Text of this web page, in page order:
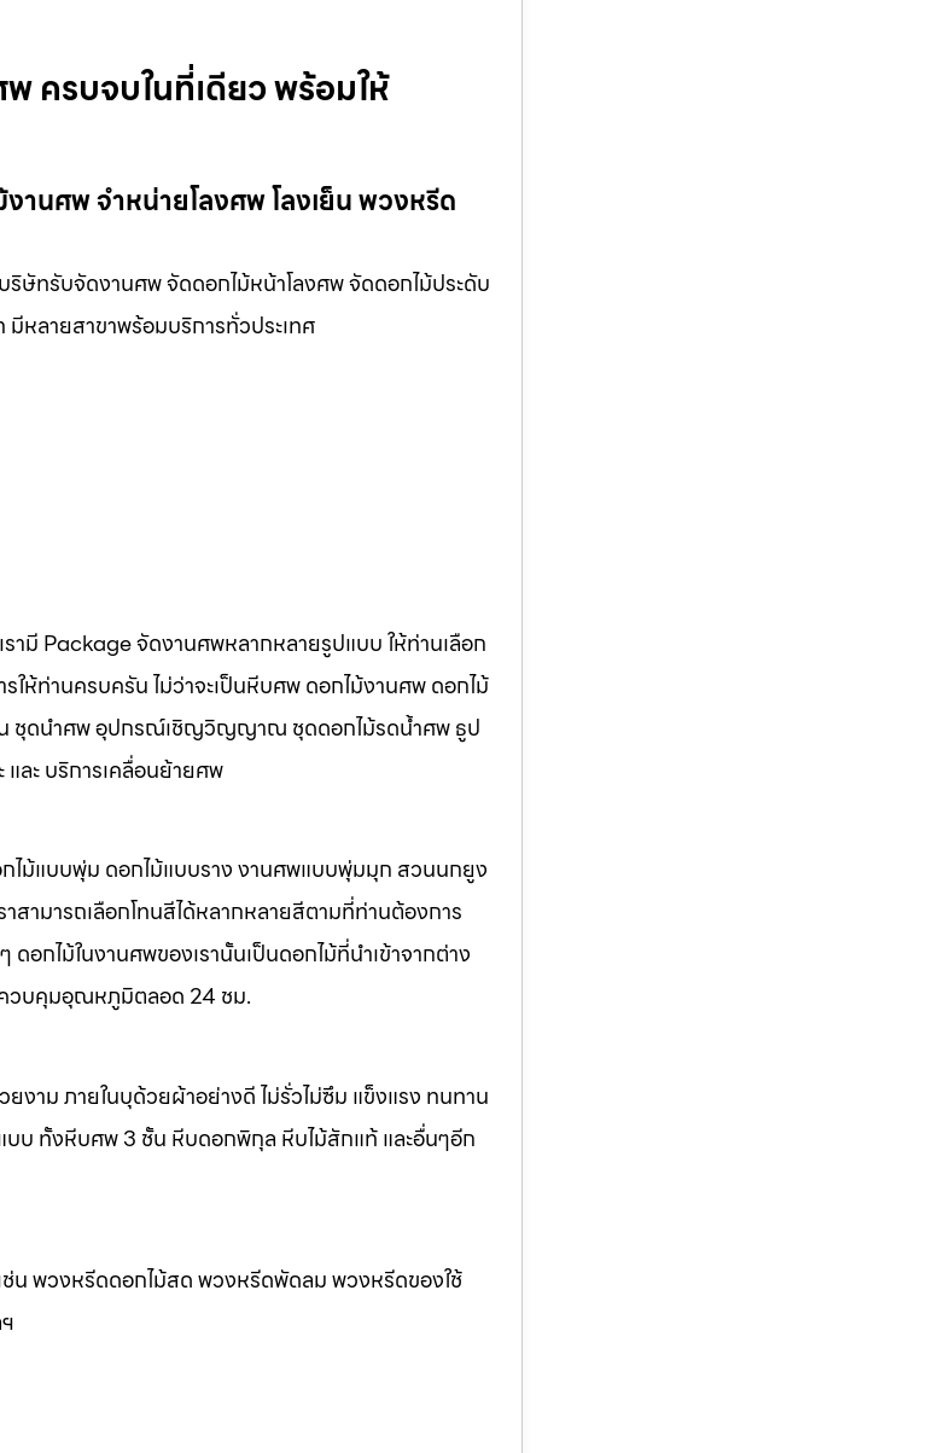
ครบจบในที่เดียว พร้อมให้
านศพ จำหน่ายโลงศพ โลงเย็น พวงหรีด
ษัทรับจัดงานศพ จัดดอกไม้หน้าโลงศพ จัดดอกไม้ประดับ
มีหลายสาขาพร้อมบริการทั่วประเทศ
ามี Package จัดงานศพหลากหลายรูปแบบ ให้ท่านเลือก
ให้ท่านครบครัน ไม่ว่าจะเป็นหีบศพ ดอกไม้งานศพ ดอกไม้
ช่น ชุดนำศพ อุปกรณ์เชิญวิญญาณ ชุดดอกไม้รดน้ำศพ ธูป
ละ บริการเคลื่อนย้ายศพ
กไม้แบบพุ่ม ดอกไม้แบบราง งานศพแบบพุ่มมุก สวนนกยูง
ามารถเลือกโทนสีได้หลากหลายสีตามที่ท่านต้องการ
กไม้ในงานศพของเรานั้นเป็นดอกไม้ที่นำเข้าจากต่าง
ควบคุมอุณหภูมิตลอด 24 ชม.
งาม ภายในบุด้วยผ้าอย่างดี ไม่รั่วไม่ซึม แข็งแรง ทนทาน
บบ ทั้งหีบศพ 3 ชั้น หีบดอกพิกุล หีบไม้สักแท้ และอื่นๆอีก
ช่น พวงหรีดดอกไม้สด พวงหรีดพัดลม พวงหรีดของใช้